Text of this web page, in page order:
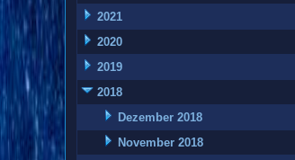
2021
2020
2019
2018
Dezember 2018
November 2018